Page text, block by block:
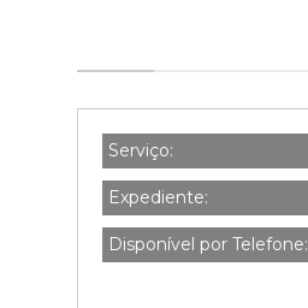
Serviço:
Expediente:
Disponível por Telefone: